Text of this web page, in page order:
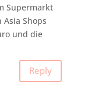
Supermarkt
Shops
und die
Reply